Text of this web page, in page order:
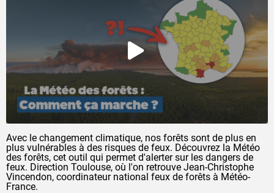
Avec le changement climatique, nos forêts sont de plus en
plus vulnérables à des risques de feux. Découvrez la Météo
des forêts, cet outil qui permet d'alerter sur les dangers de
feux. Direction Toulouse, où l'on retrouve Jean-Christophe
Vincendon, coordinateur national feux de forêts à Météo-
France.